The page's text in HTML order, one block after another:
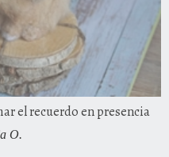
el recuerdo en presencia
O.